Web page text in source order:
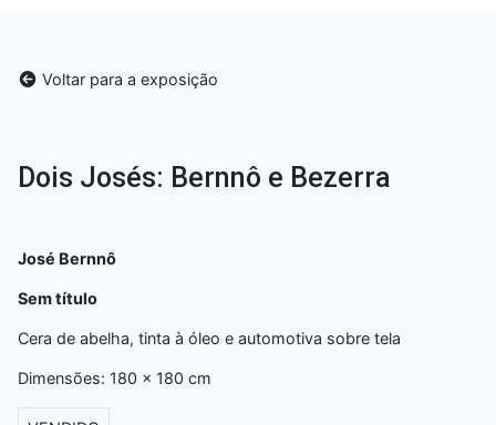
Voltar para a exposição
Dois Josés: Bernnô e Bezerra
José Bernnô
Sem título
Cera de abelha, tinta à óleo e automotiva sobre tela
Dimensões: 180 x 180 cm